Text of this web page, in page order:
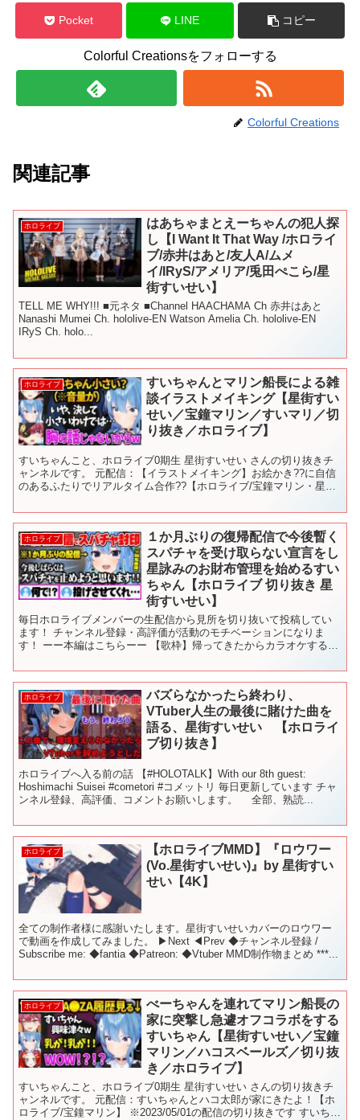
Pocket LINE コピー
Colorful Creationsをフォローする
Colorful Creations
関連記事
ホロライブ
はあちゃまとえーちゃんの犯人探
し【I Want It That Way /ホロライ
ブ/赤井はあと/友人A/ムメ
イ/IRyS/アメリア/兎田ぺこら/星
街すいせい】
TELL ME WHY!!! ■元ネタ ■Channel HAACHAMA Ch 赤井はあと
Nanashi Mumei Ch. hololive-EN Watson Amelia Ch. hololive-EN
IRyS Ch. holo...
ホロライブ
すいちゃんとマリン船長による雑
談イラストメイキング【星街すい
せい／宝鐘マリン／すいマリ／切
り抜き／ホロライブ】
すいちゃんこと、ホロライブ0期生 星街すいせい さんの切り抜きチ
ャンネルです。 元配信：【イラストメイキング】お絵かき??に自信
のあるふたりでリアルタイム合作??【ホロライブ/宝鐘マリン・星街
ホロライブ
１か月ぶりの復帰配信で今後暫く
スパチャを受け取らない宣言をし
星詠みのお財布管理を始めるすい
ちゃん【ホロライブ 切り抜き 星
街すいせい】
毎日ホロライブメンバーの生配信から見所を切り抜いて投稿してい
ます！ チャンネル登録・高評価が活動のモチベーションになりま
す！ ーー本編はこちらーー 【歌枠】帰ってきたからカラオケするぞ
ホロライブ
バズらなかったら終わり、
VTuber人生の最後に賭けた曲を
語る、星街すいせい 【ホロライ
ブ切り抜き】
ホロライブへ入る前の話 【#HOLOTALK​】With our 8th guest:
Hoshimachi Suisei #cometori​ #コメットリ 毎日更新しています チャ
ンネル登録、高評価、コメントお願いします。 全部、熟読...
ホロライブ
【ホロライブMMD】『ロウワー
(Vo.星街すいせい)』by 星街すい
せい【4K】
全ての制作者様に感謝いたします。星街すいせいカバーのロウワー
で動画を作成してみました。 ▶Next ◀Prev ◆チャンネル登録 /
Subscribe me: ◆fantia ◆Patreon: ◆Vtuber MMD制作物まとめ ***...
ホロライブ
べーちゃんを連れてマリン船長の
家に突撃し急遽オフコラボをする
すいちゃん【星街すいせい／宝鐘
マリン／ハコスベールズ／切り抜
き／ホロライブ】
すいちゃんこと、ホロライブ0期生 星街すいせい さんの切り抜きチ
ャンネルです。 元配信：すいちゃんとハコ太郎が家にきたよ！【ホ
ロライブ/宝鐘マリン】 ※2023/05/01の配信の切り抜きです すいちゃ